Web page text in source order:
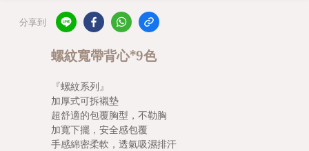
分享到
螺紋寬帶背心*9色
『螺紋系列』
加厚式可拆襯墊
超舒適的包覆胸型，不勒胸
加寬下擺，安全感包覆
手感綿密柔軟，透氣吸濕排汗